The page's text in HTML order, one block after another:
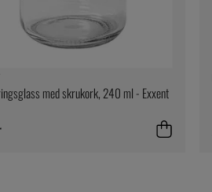
med skrukork, 240 ml - Exxent